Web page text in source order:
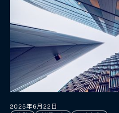
2025年6月22日